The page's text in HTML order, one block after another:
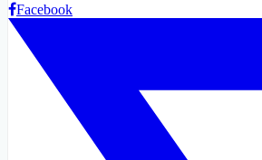
Facebook